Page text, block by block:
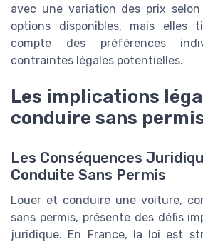
avec une variation des prix
options disponibles, mais elles
compte des préférences
contraintes légales potentielles.
Les implications
conduire sans
Les Conséquences
Conduite Sans Permis
Louer et conduire une voiture,
sans permis, présente des défis
juridique. En France, la loi est